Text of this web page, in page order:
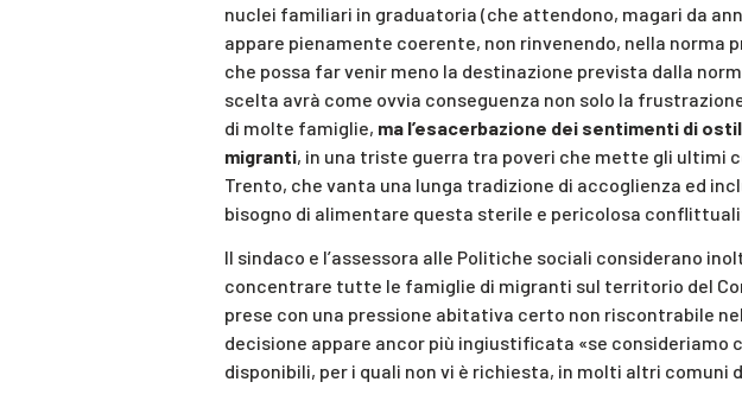
nuclei familiari in graduatoria (che attendono, magari da
appare pienamente coerente, non rinvenendo, nella norma
che possa far venir meno la destinazione prevista dalla
scelta avrà come ovvia conseguenza non solo la
di molte famiglie, ma l’esacerbazione dei sentimenti di
migranti, in una triste guerra tra poveri che mette gli ultimi
Trento, che vanta una lunga tradizione di accoglienza ed
bisogno di alimentare questa sterile e pericolosa
Il sindaco e l’assessora alle Politiche sociali considerano
concentrare tutte le famiglie di migranti sul territorio del
prese con una pressione abitativa certo non riscontrabile
decisione appare ancor più ingiustificata «se consideriamo
disponibili, per i quali non vi è richiesta, in molti altri comuni